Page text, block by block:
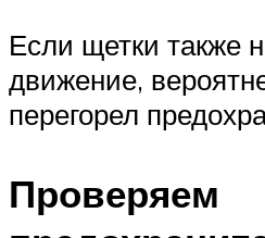
Если щетки также
движение,
перегорел
Проверяем